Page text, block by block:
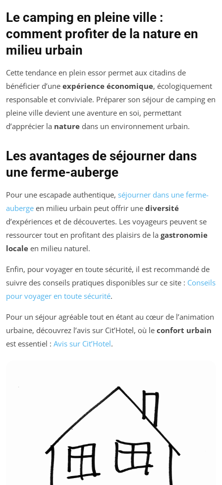
Le camping en pleine ville :
comment profiter de la nature en
milieu urbain
Cette tendance en plein essor permet aux citadins de
bénéficier d’une expérience économique, écologiquement
responsable et conviviale. Préparer son séjour de camping en
pleine ville devient une aventure en soi, permettant
d’apprécier la nature dans un environnement urbain.
Les avantages de séjourner dans
une ferme-auberge
Pour une escapade authentique, séjourner dans une ferme-
auberge en milieu urbain peut offrir une diversité
d’expériences et de découvertes. Les voyageurs peuvent se
ressourcer tout en profitant des plaisirs de la gastronomie
locale en milieu naturel.
Enfin, pour voyager en toute sécurité, il est recommandé de
suivre des conseils pratiques disponibles sur ce site : Conseils
pour voyager en toute sécurité.
Pour un séjour agréable tout en étant au cœur de l’animation
urbaine, découvrez l’avis sur Cit’Hotel, où le confort urbain
est essentiel : Avis sur Cit’Hotel.